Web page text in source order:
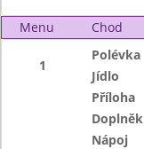
Menu Chod
1
Polévka
Jídlo
Příloha
Doplněk
Nápoj